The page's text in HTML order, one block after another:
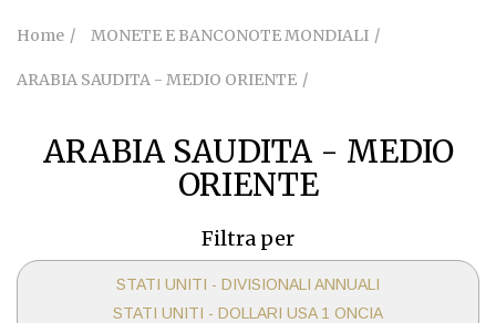
Home MONETE E BANCONOTE MONDIALI
ARABIA SAUDITA - MEDIO ORIENTE
ARABIA SAUDITA - MEDIO
ORIENTE
Filtra per
STATI UNITI - DIVISIONALI ANNUALI
STATI UNITI - DOLLARI USA 1 ONCIA